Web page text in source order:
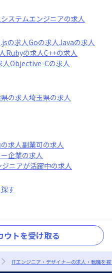
システムエンジニアの求人
の求人Goの求人Javaの求人
Rubyの求人C++の求人
人Objective-Cの求人
の求人埼玉県の求人
の求人副業可の求人
企業の求人
ジニアが活躍中の求人
す
ウトを受け取る
ITエンジニア・デザイナーの求人・転職を